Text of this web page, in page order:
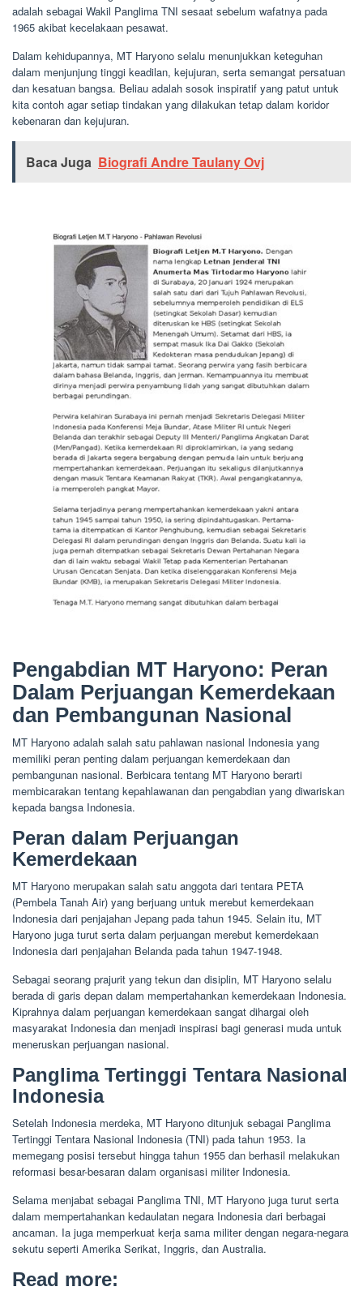
adalah sebagai Wakil Panglima TNI sesaat sebelum wafatnya pada
1965 akibat kecelakaan pesawat.
Dalam kehidupannya, MT Haryono selalu menunjukkan keteguhan
dalam menjunjung tinggi keadilan, kejujuran, serta semangat persatuan
dan kesatuan bangsa. Beliau adalah sosok inspiratif yang patut untuk
kita contoh agar setiap tindakan yang dilakukan tetap dalam koridor
kebenaran dan kejujuran.
Baca Juga Biografi Andre Taulany Ovj
Pengabdian MT Haryono: Peran
Dalam Perjuangan Kemerdekaan
dan Pembangunan Nasional
MT Haryono adalah salah satu pahlawan nasional Indonesia yang
memiliki peran penting dalam perjuangan kemerdekaan dan
pembangunan nasional. Berbicara tentang MT Haryono berarti
membicarakan tentang kepahlawanan dan pengabdian yang diwariskan
kepada bangsa Indonesia.
Peran dalam Perjuangan
Kemerdekaan
MT Haryono merupakan salah satu anggota dari tentara PETA
(Pembela Tanah Air) yang berjuang untuk merebut kemerdekaan
Indonesia dari penjajahan Jepang pada tahun 1945. Selain itu, MT
Haryono juga turut serta dalam perjuangan merebut kemerdekaan
Indonesia dari penjajahan Belanda pada tahun 1947-1948.
Sebagai seorang prajurit yang tekun dan disiplin, MT Haryono selalu
berada di garis depan dalam mempertahankan kemerdekaan Indonesia.
Kiprahnya dalam perjuangan kemerdekaan sangat dihargai oleh
masyarakat Indonesia dan menjadi inspirasi bagi generasi muda untuk
meneruskan perjuangan nasional.
Panglima Tertinggi Tentara Nasional
Indonesia
Setelah Indonesia merdeka, MT Haryono ditunjuk sebagai Panglima
Tertinggi Tentara Nasional Indonesia (TNI) pada tahun 1953. Ia
memegang posisi tersebut hingga tahun 1955 dan berhasil melakukan
reformasi besar-besaran dalam organisasi militer Indonesia.
Selama menjabat sebagai Panglima TNI, MT Haryono juga turut serta
dalam mempertahankan kedaulatan negara Indonesia dari berbagai
ancaman. Ia juga memperkuat kerja sama militer dengan negara-negara
sekutu seperti Amerika Serikat, Inggris, dan Australia.
Read more: